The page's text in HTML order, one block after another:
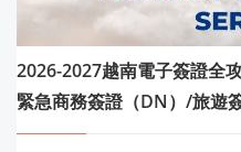
2026-2027越南電子簽證全
緊急商務簽證（DN）/旅遊